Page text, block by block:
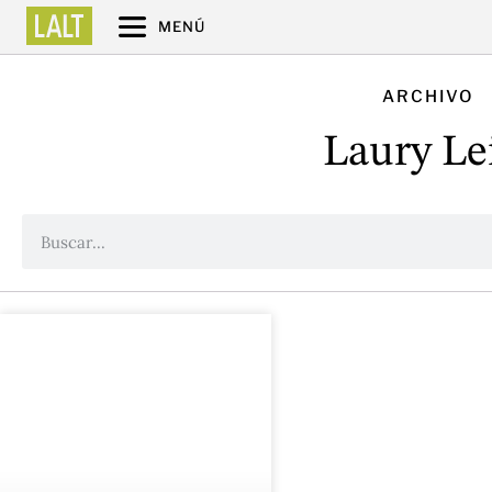
MENÚ
ARCHIVO
Laury